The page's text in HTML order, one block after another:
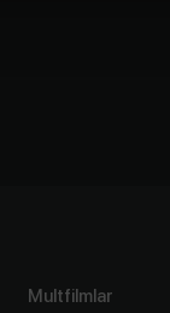
Multfilmlar